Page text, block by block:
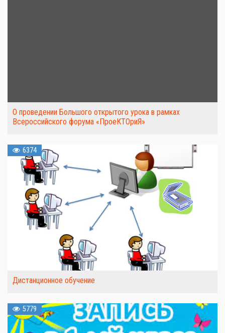
О проведении Большого открытого урока в рамках
Всероссийского форума «ПроеКТОриЯ»
6374
Дистанционное обучение
5779